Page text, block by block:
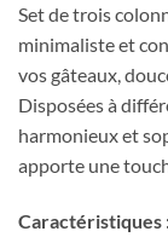
Set de trois
minimaliste et
vos gâteaux,
Disposées à
harmonieux et
apporte une
Caractéristiques